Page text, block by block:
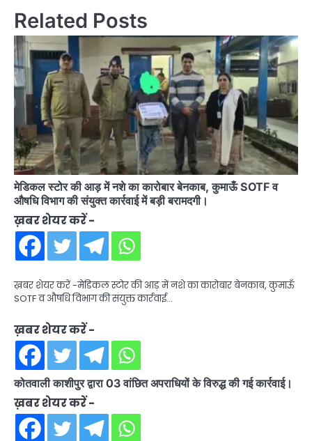
Related Posts
मेडिकल स्टोर की आड़ में नशे का कारोबार बेनकाब, कुमाऊँ SOTF व
औषधि विभाग की संयुक्त कार्रवाई में बड़ी बरामदगी।
ख़बर शेयर करें -
ख़बर शेयर करें -मेडिकल स्टोर की आड़ में नशे का कारोबार बेनकाब, कुमाऊँ
SOTF व औषधि विभाग की संयुक्त कार्रवाई…
ख़बर शेयर करें -
कोतवाली काशीपुर द्वारा 03 वांछित अपराधियों के विरुद्ध की गई कार्रवाई।
ख़बर शेयर करें -